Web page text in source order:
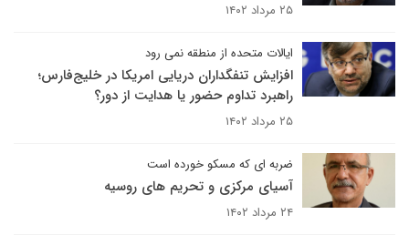
۲۵ مرداد ۱۴۰۲
ایالات متحده از منطقه نمی رود
افزایش تنفگداران دریایی امریکا در خلیج‌فارس؛
راهبرد تداوم حضور یا هدایت از دور؟
۲۵ مرداد ۱۴۰۲
ضربه ای که مسکو خورده است
آسیای مرکزی و تحریم های روسیه
۲۴ مرداد ۱۴۰۲